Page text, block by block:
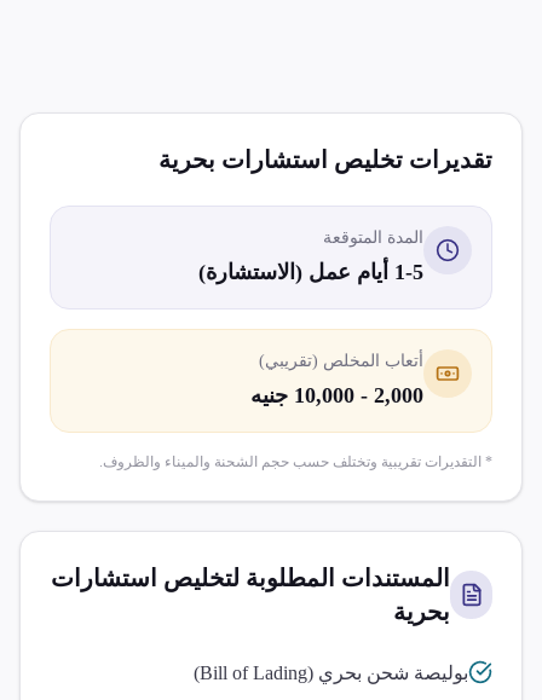
تقديرات تخليص استشارات بحرية
المدة المتوقعة
1-5 أيام عمل (الاستشارة)
أتعاب المخلص (تقريبي)
2,000 - 10,000 جنيه
* التقديرات تقريبية وتختلف حسب حجم الشحنة والميناء والظروف.
المستندات المطلوبة لتخليص استشارات
بحرية
بوليصة شحن بحري (Bill of Lading)